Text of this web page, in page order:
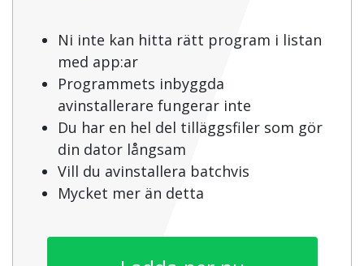
Ni inte kan hitta rätt program i listan
med app:ar
Programmets inbyggda
avinstallerare fungerar inte
Du har en hel del tilläggsfiler som gör
din dator långsam
Vill du avinstallera batchvis
Mycket mer än detta